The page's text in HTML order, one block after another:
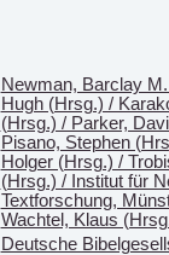
Newman, Barclay
Hugh (Hrsg.) /
(Hrsg.) / Parker,
Pisano, Stephen
Holger (Hrsg.) /
(Hrsg.) / Institut für
Textforschung,
Wachtel, Klaus
Deutsche